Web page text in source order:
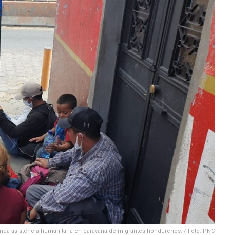
asistencia humanitaria en caravana de migrantes hondureños. / Foto: PNC